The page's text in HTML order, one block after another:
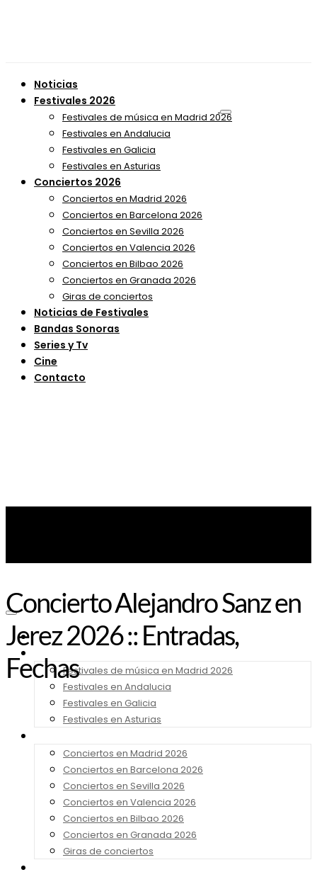
Noticias
Festivales 2026
Festivales de música en Madrid 2026
Festivales en Andalucia
Festivales en Galicia
Festivales en Asturias
Conciertos 2026
Conciertos en Madrid 2026
Conciertos en Barcelona 2026
Conciertos en Sevilla 2026
Conciertos en Valencia 2026
Conciertos en Bilbao 2026
Conciertos en Granada 2026
Giras de conciertos
Noticias de Festivales
Bandas Sonoras
Series y Tv
Cine
Contacto
Noticias
Festivales de música en Madrid 2026
Festivales en Andalucia
Festivales en Galicia
Festivales en Asturias
Conciertos en Madrid 2026
Conciertos en Barcelona 2026
Conciertos en Sevilla 2026
Conciertos en Valencia 2026
Conciertos en Bilbao 2026
Conciertos en Granada 2026
Giras de conciertos
Concierto Alejandro Sanz en
Jerez 2026 :: Entradas,
Fechas